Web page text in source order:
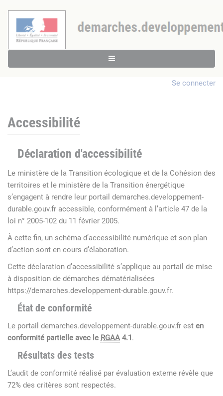
Se connecter
Accessibilité
Déclaration d'accessibilité
Le ministère de la Transition écologique et de la Cohésion des
territoires et le ministère de la Transition énergétique
s’engagent à rendre leur portail demarches.developpement-
durable.gouv.fr accessible, conformément à l’article 47 de la
loi n° 2005-102 du 11 février 2005.
À cette fin, un schéma d’accessibilité numérique et son plan
d’action sont en cours d’élaboration.
Cette déclaration d’accessibilité s’applique au portail de mise
à disposition de démarches dématérialisées
https://demarches.developpement-durable.gouv.fr.
État de conformité
Le portail demarches.developpement-durable.gouv.fr est en
conformité partielle avec le RGAA 4.1.
Résultats des tests
L’audit de conformité réalisé par évaluation externe révèle que
72% des critères sont respectés.